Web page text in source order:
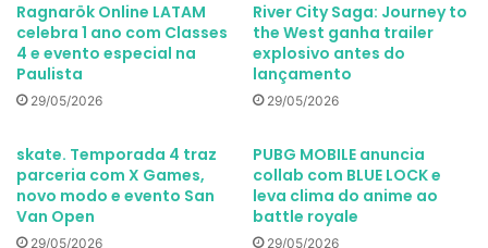
Ragnarök Online LATAM
celebra 1 ano com Classes
4 e evento especial na
Paulista
29/05/2026
River City Saga: Journey to
the West ganha trailer
explosivo antes do
lançamento
29/05/2026
skate. Temporada 4 traz
parceria com X Games,
novo modo e evento San
Van Open
29/05/2026
PUBG MOBILE anuncia
collab com BLUE LOCK e
leva clima do anime ao
battle royale
29/05/2026